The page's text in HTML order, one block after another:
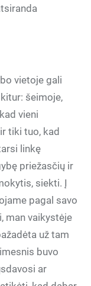
vietoje gali
šeimoje,
vieni
tiki tuo, kad
linkę
priežasčių ir
siekti. Į
pagal savo
man vaikystėje
už tam
buvo
ar